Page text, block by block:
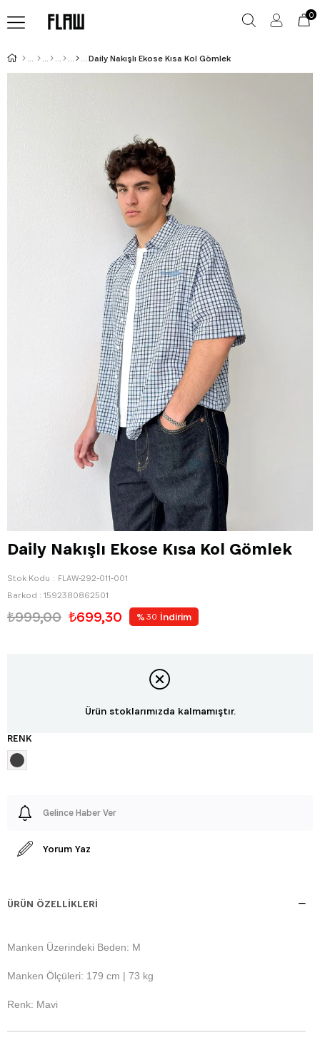
0
Daily Nakışlı Ekose Kısa Kol Gömlek
Daily Nakışlı Ekose Kısa Kol Gömlek
Stok Kodu
FLAW-292-011-001
Barkod : 1592380862501
₺999,00 ₺699,30 % 30 İndirim
Ürün stoklarımızda kalmamıştır.
RENK
Gelince Haber Ver
Yorum Yaz
ÜRÜN ÖZELLIKLERI
Manken Üzerindeki Beden: M
Manken Ölçüleri: 179 cm | 73 kg
Renk: Mavi